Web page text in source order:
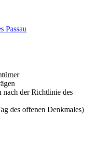
Passau
nach der Richtlinie des
des offenen Denkmales)